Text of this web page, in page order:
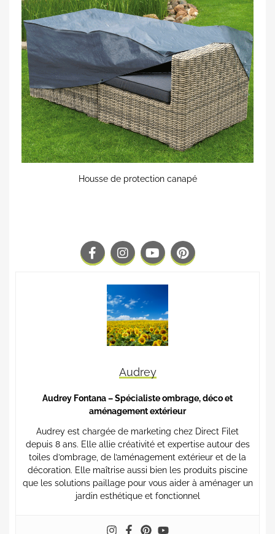
Housse de protection canapé
Audrey
Audrey Fontana – Spécialiste ombrage, déco et
aménagement extérieur
Audrey est chargée de marketing chez Direct Filet
depuis 8 ans. Elle allie créativité et expertise autour des
toiles d’ombrage, de l’aménagement extérieur et de la
décoration. Elle maîtrise aussi bien les produits piscine
que les solutions paillage pour vous aider à aménager un
jardin esthétique et fonctionnel